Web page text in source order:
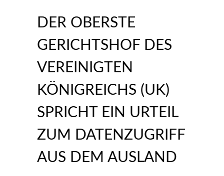
DER OBERSTE
GERICHTSHOF DES
VEREINIGTEN
KÖNIGREICHS (UK)
SPRICHT EIN URTEIL
ZUM DATENZUGRIFF
AUS DEM AUSLAND